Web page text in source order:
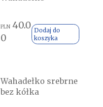
PLN 40.0
0
Dodaj do
koszyka
Wahadełko srebrne
bez kółka